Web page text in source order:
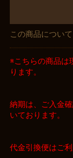
この商品について
※こちらの商品は
ります。
納期は、ご入金
いております。
代金引換便はご